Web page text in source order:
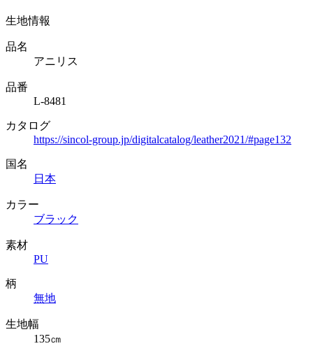
生地情報
品名
アニリス
品番
L-8481
カタログ
https://sincol-group.jp/digitalcatalog/leather2021/#page132
国名
日本
カラー
ブラック
素材
PU
柄
無地
生地幅
135㎝